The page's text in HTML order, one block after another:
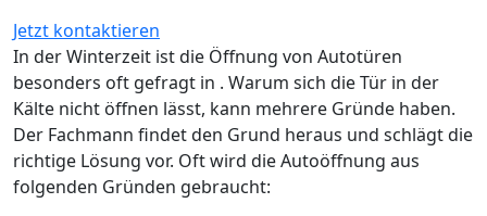
Jetzt kontaktieren
In der Winterzeit ist die Öffnung von Autotüren
besonders oft gefragt in . Warum sich die Tür in der
Kälte nicht öffnen lässt, kann mehrere Gründe haben.
Der Fachmann findet den Grund heraus und schlägt die
richtige Lösung vor. Oft wird die Autoöffnung aus
folgenden Gründen gebraucht: